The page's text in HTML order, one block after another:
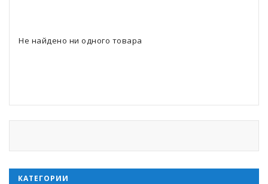
Не найдено ни одного товара
КАТЕГОРИИ